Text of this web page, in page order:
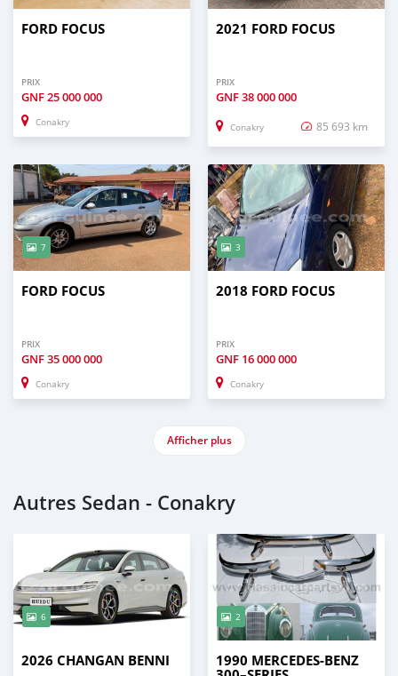
FORD FOCUS
PRIX
GNF25 000 000
Conakry
2021 FORD FOCUS
PRIX
GNF38 000 000
Conakry 85 693 km
7
FORD FOCUS
PRIX
GNF35 000 000
Conakry
3
2018 FORD FOCUS
PRIX
GNF 16 000 000
Conakry
Afficher plus
Autres Sedan - Conakry
6
2026 CHANGAN BENNI
2
1990 MERCEDES-BENZ